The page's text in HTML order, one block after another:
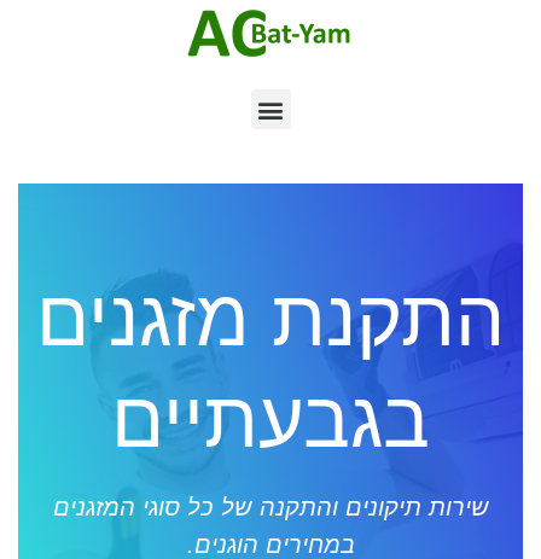
התקנת מזגנים
בגבעתיים
שירות תיקונים והתקנה של כל סוגי המזגנים
במחירים הוגנים.